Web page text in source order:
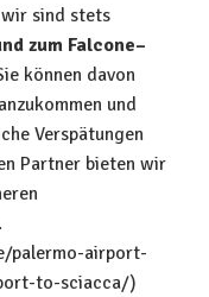
sind stets
zum Falcone–
können davon
und
Verspätungen
Partner bieten wir
.
palermo-airport-
to-sciacca/)